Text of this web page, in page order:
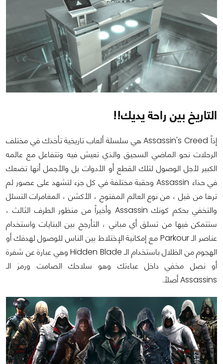
التاريخ بين راحة يديك!!
إذاً Assassin's Creed هي سلسلة ألعاب تاريخية تأخذك في مختلف
الرحلات نحو الماضي السحيق والذي تعيش فيه وتتفاعل مع عالمه
الكبير لأجل الوصول لتلك القطع أو الأدوات بل والأجمل أنها تضعك
في حذاء Assassin وحقبة مختلفة في كل جزء لتشهد على عصور لم
ترها من قبل ، من نوع العالم المفتوح ، الأكشن ، المغامرات التسلل
والتخفي بحكم كونك Assassin وأخيراً من منظور الطرف الثالث ،
ستتمكن فيها من تسلق أي مباني ، التأرجح بين البنايات واستخدام
عناصر الـ Parkour مع إمكانية الإختلاط بين الناس للوصول لهدفك أو
الهجوم من الظلال باستخدام الـ Hidden Blade وهي عبارة عن شفرة
أو نصل مخفي داخل عباءتك وهو سلاحك الصامت ورمز الـ
Assassins أصلاً.